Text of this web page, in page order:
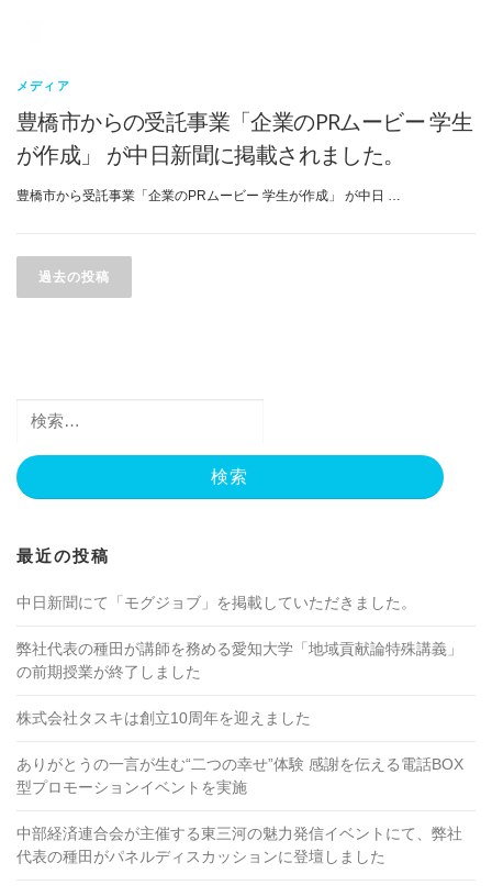
メディア
豊橋市からの受託事業「企業のPRムービー 学生
が作成」 が中日新聞に掲載されました。
豊橋市から受託事業「企業のPRムービー 学生が作成」 が中日 …
稿
ナ
シ
ョ
ン
過去の投稿
索:
最近の投稿
中日新聞にて「モグジョブ」を掲載していただきました。
弊社代表の種田が講師を務める愛知大学「地域貢献論特殊講義」
の前期授業が終了しました
株式会社タスキは創立10周年を迎えました
ありがとうの一言が生む“二つの幸せ”体験 感謝を伝える電話BOX
型プロモーションイベントを実施
中部経済連合会が主催する東三河の魅力発信イベントにて、弊社
代表の種田がパネルディスカッションに登壇しました